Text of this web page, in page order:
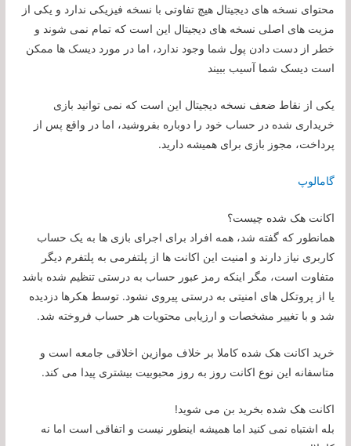
محتوای نسخه های دیجیتال هیچ تفاوتی با نسخه فیزیکی ندارد و یکی از
مزیت های اصلی نسخه های دیجیتال این است که تمام نمی شوند و
خطر از دست دادن پول شما وجود ندارد، اما در مورد دیسک ها ممکن
است دیسک شما آسیب ببیند
یکی از نقاط ضعف نسخه دیجیتال این است که نمی توانید بازی
خریداری شده در حساب خود را دوباره بفروشید، اما در واقع پس از
پرداخت، مجوز بازی برای همیشه دارید.
گامالوپ
اکانت هک شده چیست؟
همانطور که گفته شد، همه افراد برای اجرای بازی ها به یک حساب
کاربری نیاز دارند و امنیت این اکانت ها از پلتفرمی به پلتفرم دیگر
متفاوت است، مگر اینکه رمز عبور حساب به درستی تنظیم شده باشد
یا از پروتکل های امنیتی به درستی پیروی نشود. توسط هکرها دزدیده
شد و با تغییر مشخصات و ارزیابی محتویات هر حساب فروخته شد.
خرید اکانت هک شده کاملا بر خلاف موازین اخلاقی جامعه است و
متاسفانه این نوع اکانت روز به روز محبوبیت بیشتری پیدا می کند.
اکانت هک شده بخرید بن می شوید!
بله اشتباه نمی کنید اما همیشه اینطور نیست و اتفاقی است اما نه